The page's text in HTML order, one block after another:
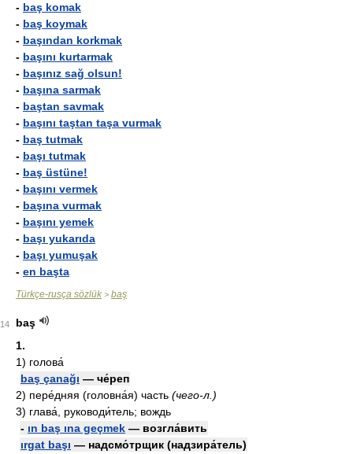
- baş komak
- baş koymak
- başından korkmak
- başını kurtarmak
- başınız sağ olsun!
- başına sarmak
- baştan savmak
- başını taştan taşa vurmak
- baş tutmak
- başı tutmak
- baş üstüne!
- başını vermek
- başına vurmak
- başını yemek
- başı yukarıda
- başı yumuşak
- en başta
Türkçe-rusça sözlük > baş
14
baş
1.
1) голова́
baş çanağı — че́реп
2) пере́дняя (головна́я) часть (чего-л.)
3) глава́, руководи́тель; вождь
- ın baş ına geçmek — возгла́вить
ırgat başı — надсмо́трщик (надзира́тель)